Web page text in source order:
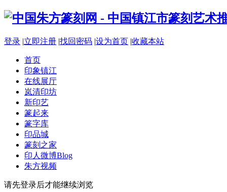
登录 |立即注册 |找回密码 |设为首页 |收藏本站
首页
印象镇江
在线展厅
岚清印坊
新印艺
篆起来
篆字库
印品城
篆刻之家
印人微博Blog
朱方视频
请先登录后才能继续浏览